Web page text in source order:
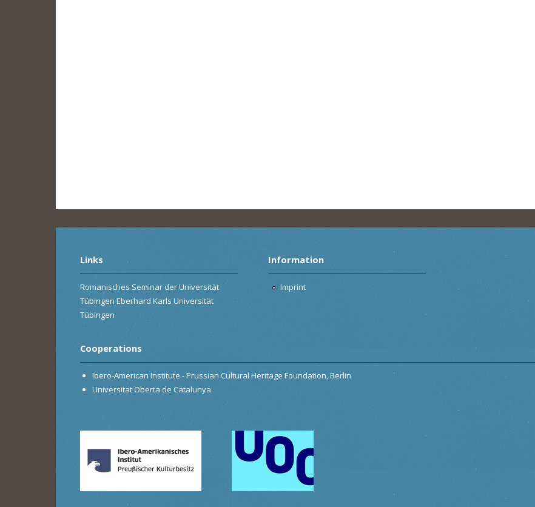
Links
Romanisches Seminar der Universität
Tübingen Eberhard Karls Universität
Tübingen
Information
Imprint
Cooperations
Ibero-American Institute - Prussian Cultural Heritage Foundation, Berlin
Universitat Oberta de Catalunya